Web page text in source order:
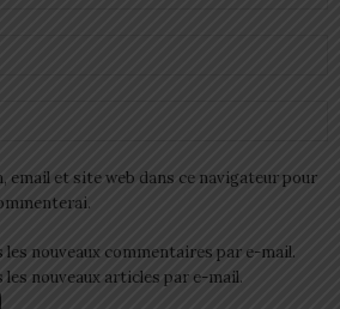
email et site web dans ce navigateur pour
nouveaux commentaires par e-mail.
nouveaux articles par e-mail.